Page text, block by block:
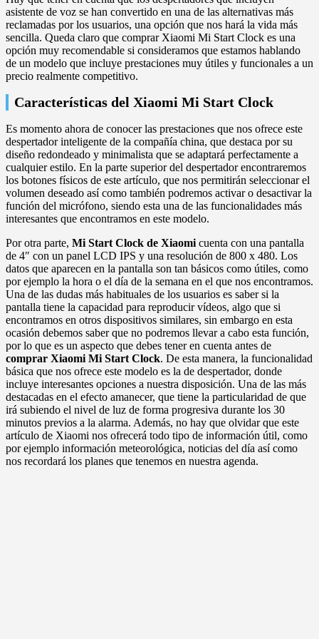
asistente de voz se han convertido en una de las alternativas más
reclamadas por los usuarios, una opción que nos hará la vida más
sencilla. Queda claro que comprar Xiaomi Mi Start Clock es una
opción muy recomendable si consideramos que estamos hablando
de un modelo que incluye prestaciones muy útiles y funcionales a un
precio realmente competitivo.
Características del Xiaomi Mi Start Clock
Es momento ahora de conocer las prestaciones que nos ofrece este
despertador inteligente de la compañía china, que destaca por su
diseño redondeado y minimalista que se adaptará perfectamente a
cualquier estilo. En la parte superior del despertador encontraremos
los botones físicos de este artículo, que nos permitirán seleccionar el
volumen deseado así como también podremos activar o desactivar la
función del micrófono, siendo esta una de las funcionalidades más
interesantes que encontramos en este modelo.
Por otra parte, Mi Start Clock de Xiaomi cuenta con una pantalla
de 4″ con un panel LCD IPS y una resolución de 800 x 480. Los
datos que aparecen en la pantalla son tan básicos como útiles, como
por ejemplo la hora o el día de la semana en el que nos encontramos.
Una de las dudas más habituales de los usuarios es saber si la
pantalla tiene la capacidad para reproducir vídeos, algo que si
encontramos en otros dispositivos similares, sin embargo en esta
ocasión debemos saber que no podremos llevar a cabo esta función,
por lo que es un aspecto que debes tener en cuenta antes de
comprar Xiaomi Mi Start Clock. De esta manera, la funcionalidad
básica que nos ofrece este modelo es la de despertador, donde
incluye interesantes opciones a nuestra disposición. Una de las más
destacadas en el efecto amanecer, que tiene la particularidad de que
irá subiendo el nivel de luz de forma progresiva durante los 30
minutos previos a la alarma. Además, no hay que olvidar que este
artículo de Xiaomi nos ofrecerá todo tipo de información útil, como
por ejemplo información meteorológica, noticias del día así como
nos recordará los planes que tenemos en nuestra agenda.